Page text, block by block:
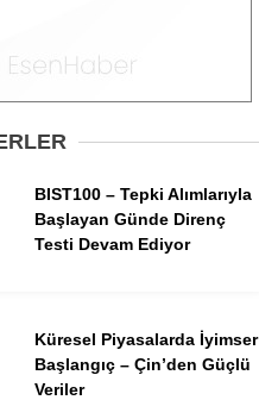
Gündem
Ekonomi
Borsa
Spor
BIST100 – Tepki Alımlarıyla
Başlayan Günde Direnç
Testi Devam Ediyor
Küresel Piyasalarda İyimser
Başlangıç – Çin’den Güçlü
Veriler